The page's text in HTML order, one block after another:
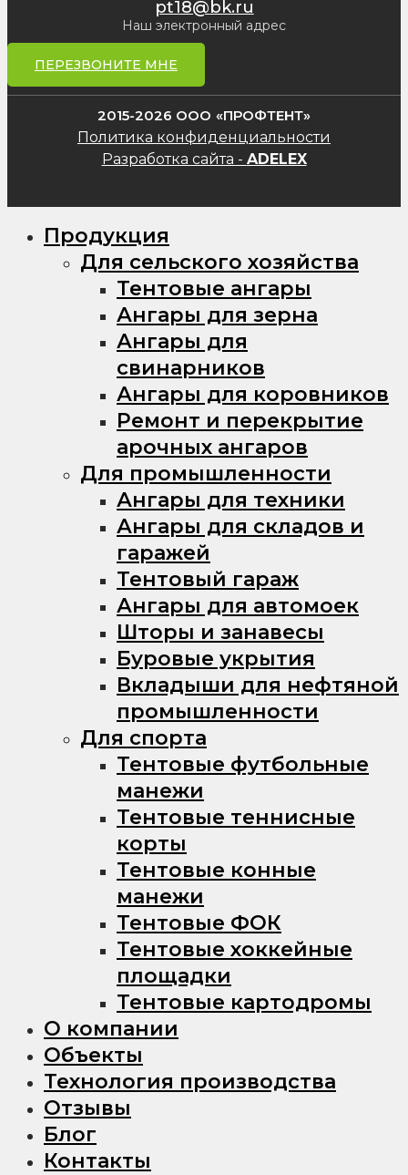
pt18@bk.ru
Наш электронный адрес
ПЕРЕЗВОНИТЕ МНЕ
2015-2026 ООО «ПРОФТЕНТ»
Политика конфиденциальности
Разработка сайта - ADELEX
Продукция
Для сельского хозяйства
Тентовые ангары
Ангары для зерна
Ангары для
свинарников
Ангары для коровников
Ремонт и перекрытие
арочных ангаров
Для промышленности
Ангары для техники
Ангары для складов и
гаражей
Тентовый гараж
Ангары для автомоек
Шторы и занавесы
Буровые укрытия
Вкладыши для нефтяной
промышленности
Для спорта
Тентовые футбольные
манежи
Тентовые теннисные
корты
Тентовые конные
манежи
Тентовые ФОК
Тентовые хоккейные
площадки
Тентовые картодромы
О компании
Объекты
Технология производства
Отзывы
Блог
Контакты